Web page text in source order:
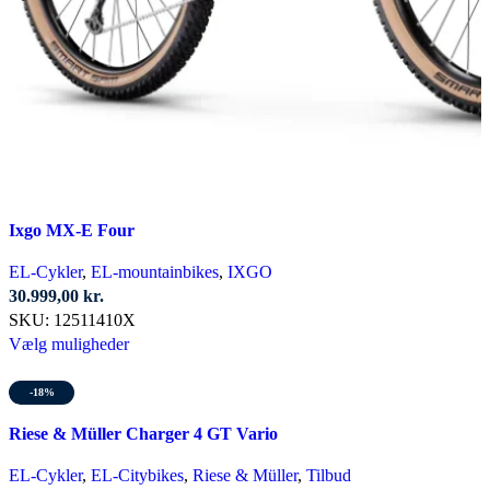
Ixgo MX-E Four
EL-Cykler, EL-mountainbikes, IXGO
30.999,00 kr.
SKU: 12511410X
Vælg mulighederDette
varianter.
-18%
Riese & Müller Charger 4 GT Vario
EL-Cykler, EL-Citybikes, Riese & Müller, Tilbud